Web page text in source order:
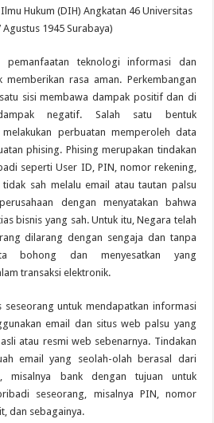
Hukum (DIH) Angkatan 46 Universitas
Agustus 1945 Surabaya)
pemanfaatan teknologi informasi dan
memberikan rasa aman. Perkembangan
sisi membawa dampak positif dan di
negatif. Salah satu bentuk
perbuatan memperoleh data
phising. Phising merupakan tindakan
seperti User ID, PIN, nomor rekening,
sah melalu email atau tautan palsu
dengan menyatakan bahwa
bisnis yang sah. Untuk itu, Negara telah
dilarang dengan sengaja dan tanpa
bohong dan menyesatkan yang
transaksi elektronik.
seseorang untuk mendapatkan informasi
email dan situs web palsu yang
atau resmi web sebenarnya. Tindakan
email yang seolah-olah berasal dari
misalnya bank dengan tujuan untuk
seseorang, misalnya PIN, nomor
dan sebagainya.